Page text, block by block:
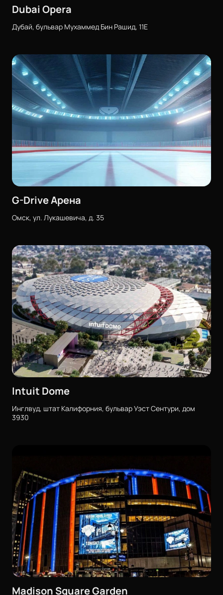
Dubai Opera
Дубай, бульвар Мухаммед Бин Рашид, 11E
G-Drive Арена
Омск, ул. Лукашевича, д. 35
Intuit Dome
Инглвуд, штат Калифорния, бульвар Уэст Сентури, дом
3930
Madison Square Garden